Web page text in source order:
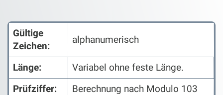
Gültige
Zeichen:
alphanumerisch
Länge:
Variabel ohne feste Länge.
Prüfziffer:
Berechnung nach Modulo 103